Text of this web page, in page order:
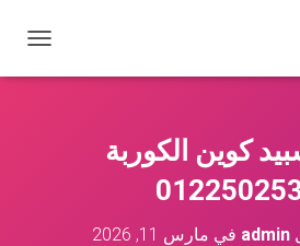
ب
كوين الكوربة
admin في مارس 11, 2026